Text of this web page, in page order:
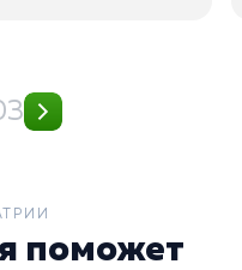
поможет